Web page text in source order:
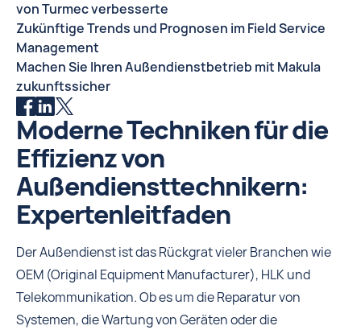
Moderne Techniken für die
Effizienz von
Außendiensttechnikern:
Expertenleitfaden
Der Außendienst ist das Rückgrat vieler Branchen wie
OEM (Original Equipment Manufacturer), HLK und
Telekommunikation. Ob es um die Reparatur von
Systemen, die Wartung von Geräten oder die
von Turmec verbesserte
Zukünftige Trends und Prognosen im Field Service
Management
Machen Sie Ihren Außendienstbetrieb mit Makula
zukunftssicher